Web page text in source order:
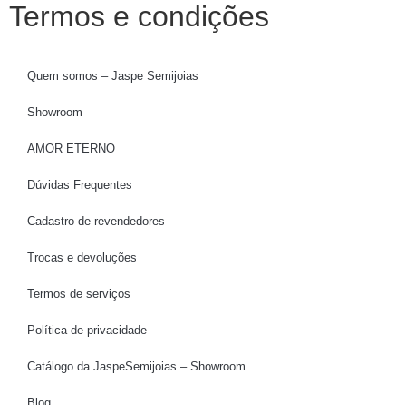
Termos e condições
Quem somos – Jaspe Semijoias
Showroom
AMOR ETERNO
Dúvidas Frequentes
Cadastro de revendedores
Trocas e devoluções
Termos de serviços
Política de privacidade
Catálogo da JaspeSemijoias – Showroom